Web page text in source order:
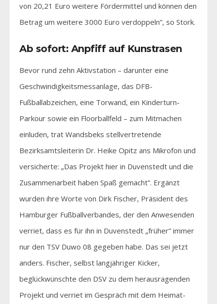
von 20,21 Euro weitere Fördermittel und können den
Betrag um weitere 3000 Euro verdoppeln”, so Stork.
Ab sofort: Anpfiff auf Kunstrasen
Bevor rund zehn Aktivstation – darunter eine
Geschwindigkeitsmessanlage, das DFB-
Fußballabzeichen, eine Torwand, ein Kinderturn-
Parkour sowie ein Floorballfeld – zum Mitmachen
einluden, trat Wandsbeks stellvertretende
Bezirksamtsleiterin Dr. Heike Opitz ans Mikrofon und
versicherte: „Das Projekt hier in Duvenstedt und die
Zusammenarbeit haben Spaß gemacht”. Ergänzt
wurden ihre Worte von Dirk Fischer, Präsident des
Hamburger Fußballverbandes, der den Anwesenden
verriet, dass es für ihn in Duvenstedt „früher” immer
nur den TSV Duwo 08 gegeben habe. Das sei jetzt
anders. Fischer, selbst langjähriger Kicker,
beglückwünschte den DSV zu dem herausragenden
Projekt und verriet im Gespräch mit dem Heimat-